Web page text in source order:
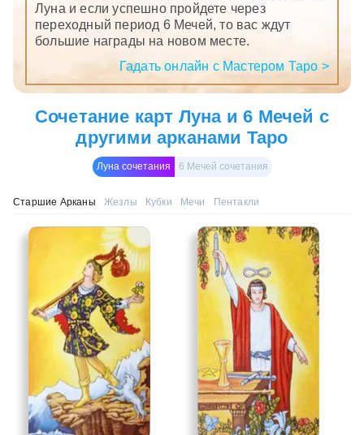
Луна и если успешно пройдете через
переходный период 6 Мечей, то вас ждут
большие награды на новом месте.
Гадать онлайн с Мастером Таро >
Сочетание карт Луна и 6 Мечей с
другими арканами Таро
Луна сочетания 6 Мечей сочетания
Старшие Арканы Жезлы Кубки Мечи Пентакли